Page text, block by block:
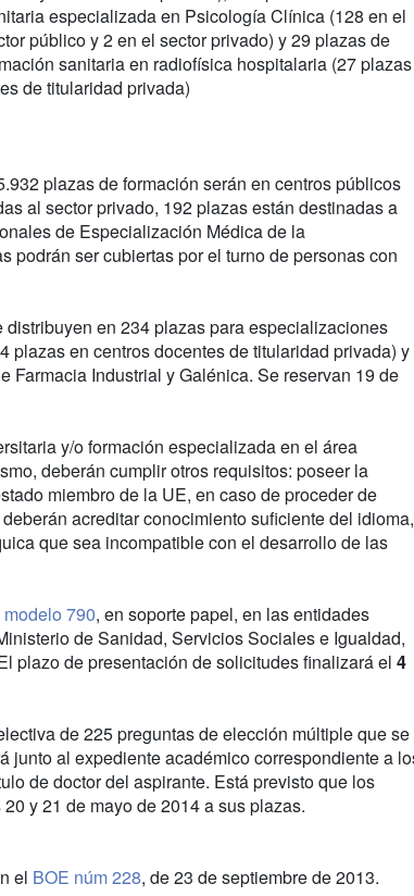
especializada en Psicología Clínica (128 en el
público y 2 en el sector privado) y 29 plazas de
sanitaria en radiofísica hospitalaria (27 plazas
de titularidad privada)
plazas de formación serán en centros públicos
al sector privado, 192 plazas están destinadas a
de Especialización Médica de la
podrán ser cubiertas por el turno de personas con
en 234 plazas para especializaciones
plazas en centros docentes de titularidad privada) y
Industrial y Galénica. Se reservan 19 de
y/o formación especializada en el área
deberán cumplir otros requisitos: poseer la
miembro de la UE, en caso de proceder de
acreditar conocimiento suficiente del idioma,
que sea incompatible con el desarrollo de las
modelo 790, en soporte papel, en las entidades
de Sanidad, Servicios Sociales e Igualdad,
plazo de presentación de solicitudes finalizará el 4
de 225 preguntas de elección múltiple que se
junto al expediente académico correspondiente a
de doctor del aspirante. Está previsto que los
y 21 de mayo de 2014 a sus plazas.
el BOE núm 228, de 23 de septiembre de 2013.